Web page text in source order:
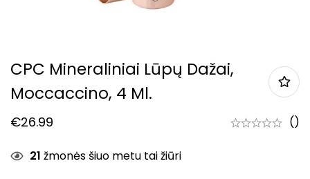
CPC Mineraliniai Lūpų Dažai,
Moccaccino, 4 Ml.
€26.99 ()
21 žmonės šiuo metu tai žiūri